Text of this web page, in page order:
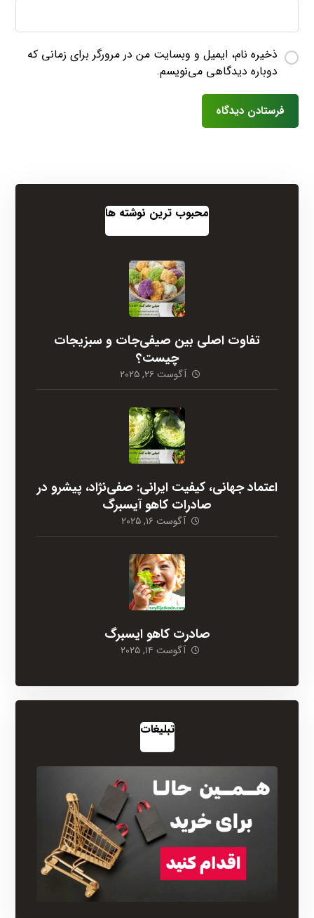
ذخیره نام، ایمیل و وبسایت من در مرورگر برای زمانی که
دوباره دیدگاهی می‌نویسم.
فرستادن دیدگاه
محبوب ترین نوشته ها
تفاوت اصلی بین صیفی‌جات و سبزیجات
چیست؟
آگوست ۲۶, ۲۰۲۵
اعتماد جهانی، کیفیت ایرانی: صفی‌نژاد، پیشرو در
صادرات کاهو آیسبرگ
آگوست ۱۶, ۲۰۲۵
صادرت کاهو ایسبرگ
آگوست ۱۴, ۲۰۲۵
تبلیغات